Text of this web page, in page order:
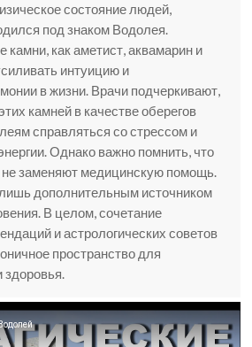
состояние людей,
под знаком Водолея.
камни, как аметист, аквамарин и
интуицию и
в жизни. Врачи подчеркивают,
камней в качестве оберегов
справляться со стрессом и
Однако важно помнить, что
заменяют медицинскую помощь.
дополнительным источником
В целом, сочетание
и астрологических советов
пространство для
здоровья.